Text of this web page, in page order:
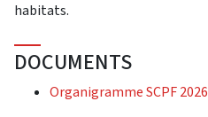
habitats.
DOCUMENTS
Organigramme SCPF 2026